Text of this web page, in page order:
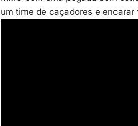
um time de caçadores e